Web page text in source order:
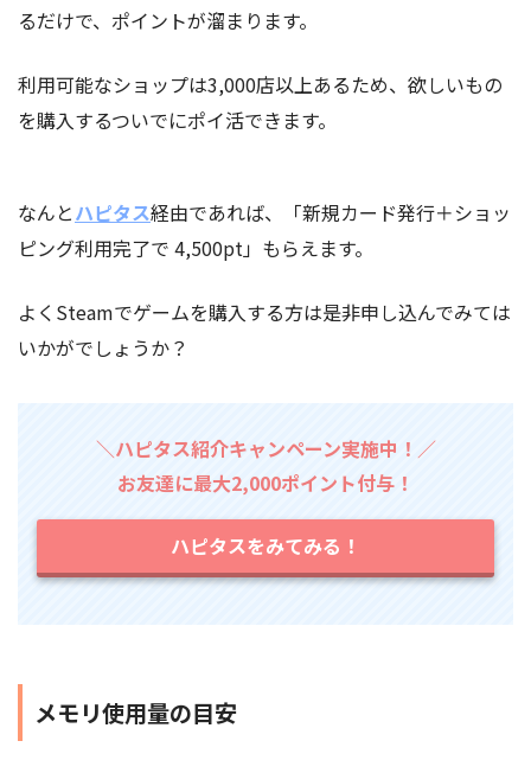
るだけで、ポイントが溜まります。
利用可能なショップは3,000店以上あるため、欲しいもの
を購入するついでにポイ活できます。
なんとハピタス経由であれば、「新規カード発行＋ショッ
ピング利用完了で 4,500pt」もらえます。
よくSteamでゲームを購入する方は是非申し込んでみては
いかがでしょうか？
＼ハピタス紹介キャンペーン実施中！／
お友達に最大2,000ポイント付与！
ハピタスをみてみる！
メモリ使用量の目安